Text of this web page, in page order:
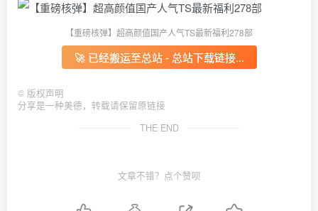
【重磅核弹】超高颜值国产人气TS最新福利278部
🚀 已经搬运至总站 - 总站下载链接...
© 版权声明
分享是一种美德，转载请保留原链接
THE END
文章不错？点个赞呗